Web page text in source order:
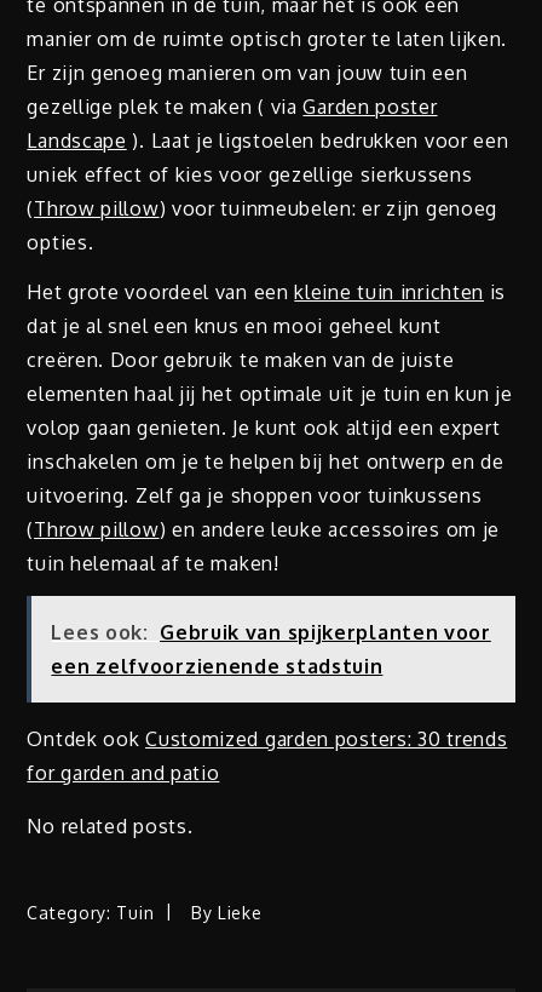
te ontspannen in de tuin, maar het is ook een
manier om de ruimte optisch groter te laten lijken.
Er zijn genoeg manieren om van jouw tuin een
gezellige plek te maken ( viaGarden poster
Landscape ). Laat je ligstoelen bedrukken voor een
uniek effect of kies voor gezellige sierkussens
(Throw pillow) voor tuinmeubelen: er zijn genoeg
opties.
Het grote voordeel van eenkleine tuin inrichten is
dat je al snel een knus en mooi geheel kunt
creëren. Door gebruik te maken van de juiste
elementen haal jij het optimale uit je tuin en kun je
volop gaan genieten. Je kunt ook altijd een expert
inschakelen om je te helpen bij het ontwerp en de
uitvoering. Zelf ga je shoppen voor tuinkussens
(Throw pillow) en andere leuke accessoires om je
tuin helemaal af te maken!
Lees ook: Gebruik van spijkerplanten voor
een zelfvoorzienende stadstuin
Ontdek ookCustomized garden posters: 30 trends
for garden and patio
No related posts.
Category: Tuin ByLieke